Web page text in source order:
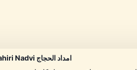
Imdad ul Hujjaj By Mufti Muhammad Zaid Mazahiri Nadvi امداد الحجاج